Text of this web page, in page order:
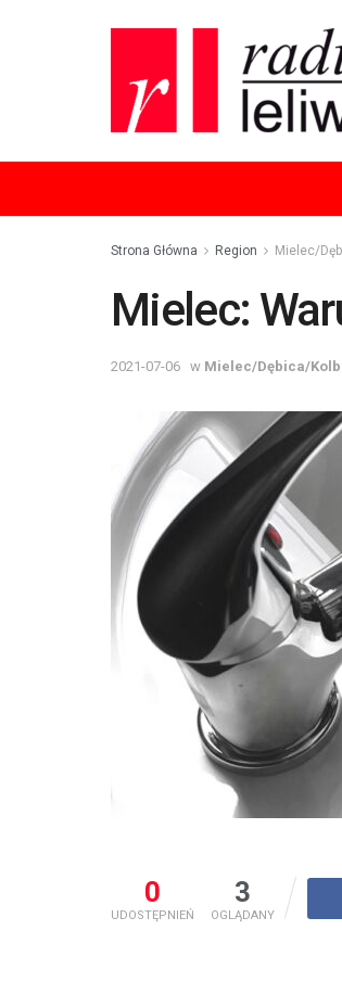
Strona Główna Region Mielec/
Mielec:
2021-07-06 w Mielec/Dębica/
0
UDOSTĘPNIEŃ
3
OGLĄDANY